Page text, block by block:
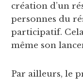
création d’un
personnes du
participatif.
même son
Par ailleurs, le